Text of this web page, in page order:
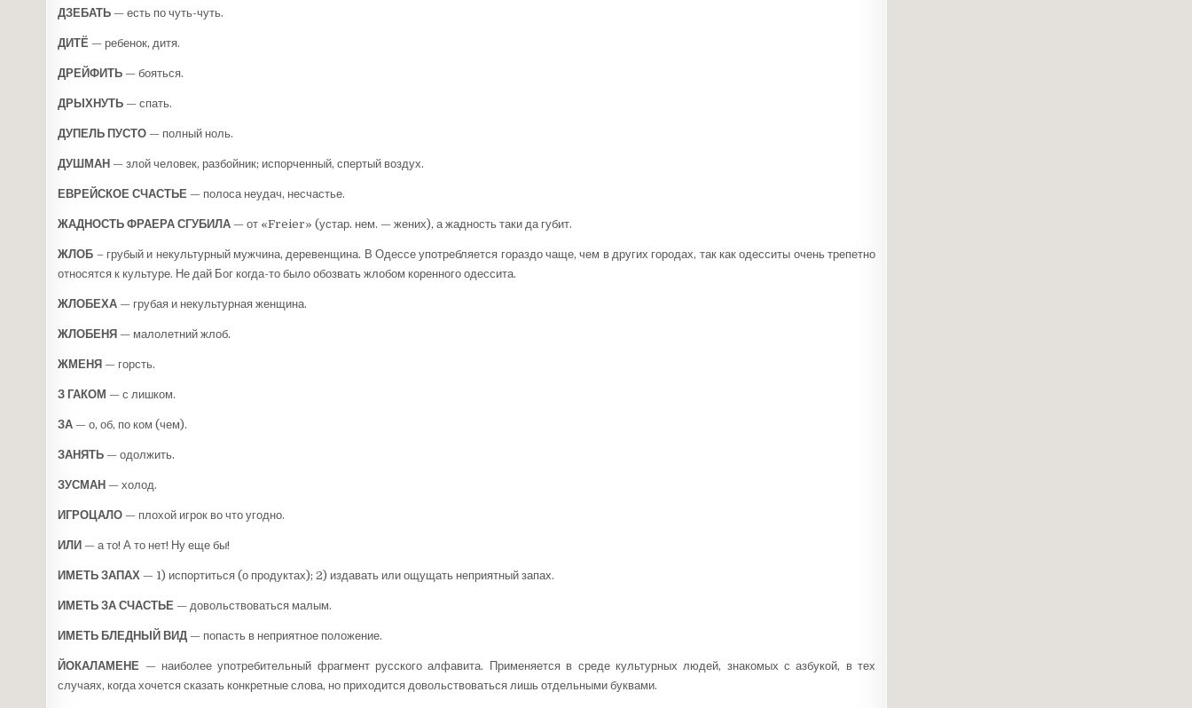
ДЗЕБАТЬ — есть по чуть-чуть.
ДИТЁ — ребенок, дитя.
ДРЕЙФИТЬ — бояться.
ДРЫХНУТЬ — спать.
ДУПЕЛЬ ПУСТО — полный ноль.
ДУШМАН — злой человек, разбойник; испорченный, спертый воздух.
ЕВРЕЙСКОЕ СЧАСТЬЕ — полоса неудач, несчастье.
ЖАДНОСТЬ ФРАЕРА СГУБИЛА — от «Freier» (ус­тар. нем. — жених), а жадность таки да губит.
ЖЛОБ – грубый и некультурный мужчина, деревенщина. В Одессе употребляется гораздо чаще, чем в других городах, так как одесситы очень трепетно
относятся к культуре. Не дай Бог когда-то было обозвать жлобом коренного одессита.
ЖЛОБЕХА — грубая и некультурная женщина.
ЖЛОБЕНЯ — малолетний жлоб.
ЖМЕНЯ — горсть.
З ГАКОМ — с лишком.
ЗА — о, об, по ком (чем).
ЗАНЯТЬ— одолжить.
ЗУСМАН — холод.
ИГРОЦАЛО — плохой игрок во что угодно.
ИЛИ — а то! А то нет! Ну еще бы!
ИМЕТЬ ЗАПАХ — 1) испортиться (о продуктах); 2) из­давать или ощущать неприятный запах.
ИМЕТЬ ЗА СЧАСТЬЕ — довольствоваться малым.
ИМЕТЬ БЛЕДНЫЙ ВИД — попасть в неприятное по­ложение.
ЙОКАЛАМЕНЕ — наиболее употребительный фраг­мент русского алфавита. Применяется в среде культурных людей, знакомых с азбукой, в тех
случаях, когда хочется ска­зать конкретные слова, но приходится довольствоваться лишь отдельными буквами.